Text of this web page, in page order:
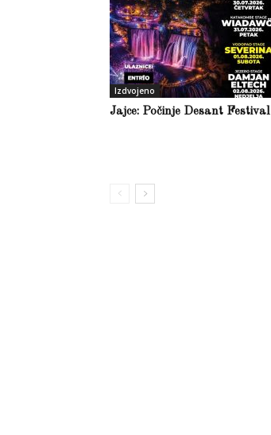
Izdvojeno
Jajce: Počinje Desant Festival